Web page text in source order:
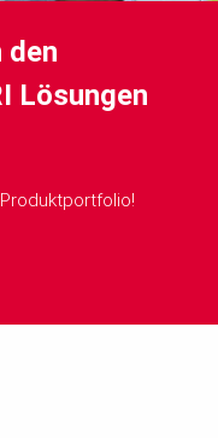
den
Lösungen